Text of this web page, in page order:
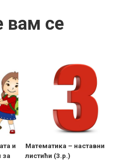
се
и
за
Maтематика – наставни
листићи (3.р.)